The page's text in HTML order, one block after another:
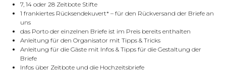
7, 14 oder 28 Zeitbote Stifte
1 frankiertes Rücksendekuvert* – für den Rückversand der Briefe an
uns
das Porto der einzelnen Briefe ist im Preis bereits enthalten
Anleitung für den Organisator mit Tipps & Tricks
Anleitung für die Gäste mit Infos & Tipps für die Gestaltung der
Briefe
Infos über Zeitbote und die Hochzeitsbriefe